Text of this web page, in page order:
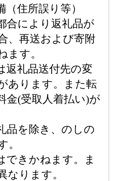
（住所誤り等）
合により返礼品が
、再送および寄附
ます。
返礼品送付先の変
あります。また転
金(受取人着払い)が
品を除き、のしの
。
できかねます。ま
なります。